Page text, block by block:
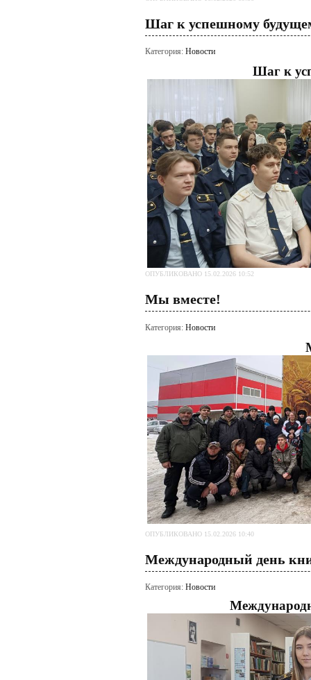
Шаг к успешному
Категория: Новости
Шаг к
ОПУБЛИКОВАНО 15.02.2026 10:52
Мы вместе!
Категория: Новости
ОПУБЛИКОВАНО 15.02.2026 10:40
Международный день
Категория: Новости